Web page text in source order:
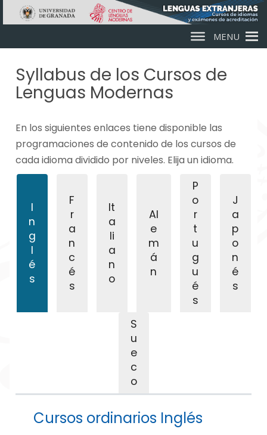
Skip to main content
MENU
Syllabus de los Cursos de
Lenguas Modernas
En los siguientes enlaces tiene disponible las
programaciones de contenido de los cursos de
cada idioma dividido por niveles. Elija un idioma.
I
n
g
l
é
s
F
r
a
n
c
é
s
It
a
li
a
n
o
Al
e
m
á
n
P
o
r
t
u
g
u
é
s
J
a
p
o
n
é
s
S
u
e
c
o
Cursos ordinarios Inglés